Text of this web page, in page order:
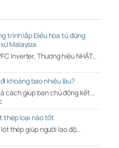
trình lắp Điều hòa tủ đứng
Malaysia
Inverter, Thương hiệu NHẬT…
khoảng bao nhiêu lâu?
cách giúp bạn chủ động kết …
thép loại nào tốt
thép giúp người lao độ…